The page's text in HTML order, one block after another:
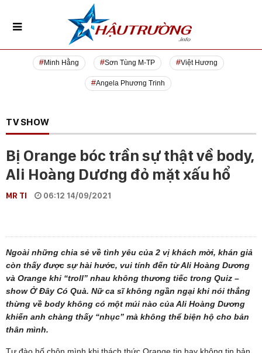
Minh Hằng Sơn Tùng M-TP Việt Hương
Angela Phương Trinh
TV SHOW
Bị Orange bóc trần sự thật về body,
Ali Hoàng Dương đỏ mặt xấu hổ
MR TI 06:12 14/09/2021
Ngoài những chia sẻ về tình yêu của 2 vị khách mời, khán giả
còn thấy được sự hài hước, vui tính đến từ Ali Hoàng Dương
và Orange khi “troll” nhau không thương tiếc trong Quiz –
show Ở Đây Có Quà. Nữ ca sĩ không ngần ngại khi nói thẳng
thừng về body không có một múi nào của Ali Hoàng Dương
khiến anh chàng thấy “nhục” mà không thể biện hộ cho bản
thân mình.
Tự đào hố chôn mình khi thách thức Orange tin hay không tin bản